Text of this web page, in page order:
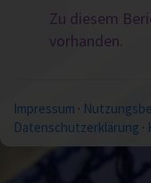
Zu diesem
vorhanden.
Impressum ·
Datenschutzerklärung ·